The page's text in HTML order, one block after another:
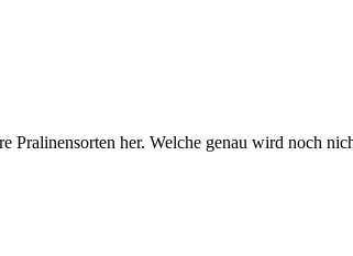
her. Welche genau wird noch